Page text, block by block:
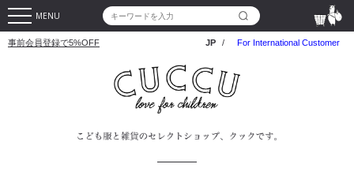
MENU
事前会員登録で5%OFF JP / For International Customer